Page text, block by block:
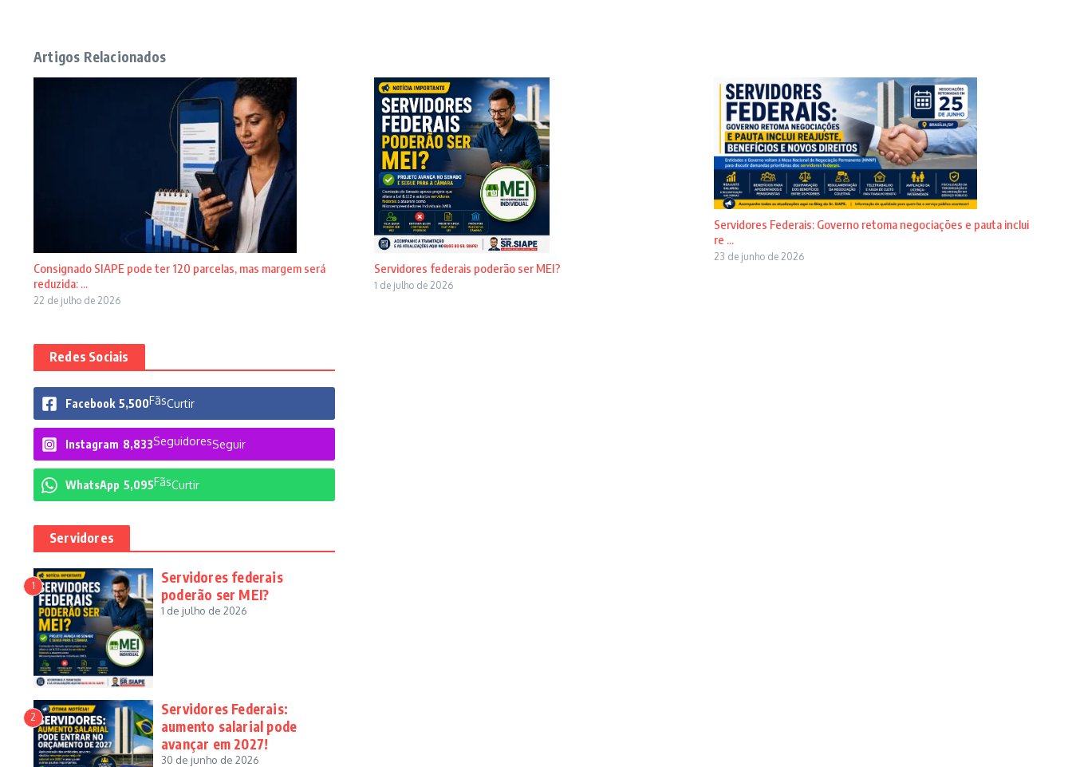
Artigos Relacionados
Consignado SIAPE pode ter 120 parcelas, mas margem será
reduzida: ...
22 de julho de 2026
Servidores federais poderão ser MEI?
1 de julho de 2026
Servidores Federais: Governo retoma negociações e pauta inclui
re ...
23 de junho de 2026
Redes Sociais
Facebook 5,500FãsCurtir
Instagram 8,833SeguidoresSeguir
WhatsApp 5,095FãsCurtir
Servidores
1
Servidores federais
poderão ser MEI?
1 de julho de 2026
2
Servidores Federais:
aumento salarial pode
avançar em 2027!
30 de junho de 2026